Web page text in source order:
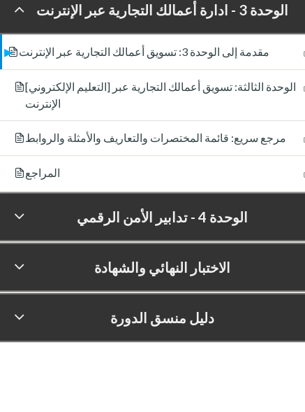
الوحدة 3 - ادارة أعمالك التجارية عبر الإنترنت
مقدمة إلى الوحدة 3:‏ تسويق أعمالك التجارية عبر الإنترنت
[التعليم الإلكتروني] الوحدة الثالثة:‏ تسويق أعمالك التجارية عبر
الإنترنت
مرجع سريع: قائمة المختصرات والتعاريف والأمثلة والروابط
المراجع
الوحدة 4 - تدابير الأمن الرقمي
الاختبار النهائي والشهادة
دليل منسق الدورة